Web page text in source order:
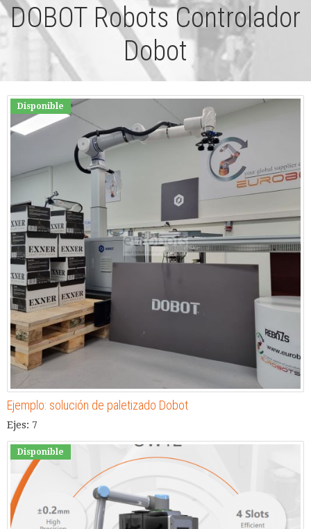
DOBOT Robots Controlador
Dobot
Disponible
Ejemplo: solución de paletizado Dobot
Ejes: 7
Disponible